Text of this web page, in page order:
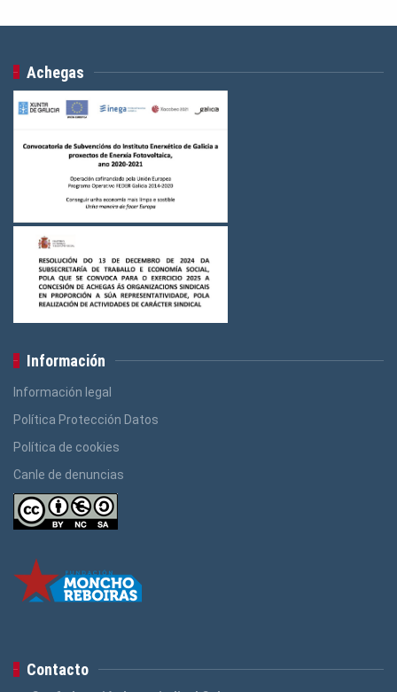
Achegas
Información
Información legal
Política Protección Datos
Política de cookies
Canle de denuncias
Contacto